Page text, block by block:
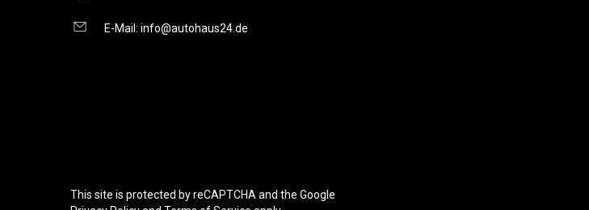
E-Mail: info@autohaus24.de
This site is protected by reCAPTCHA and the Google